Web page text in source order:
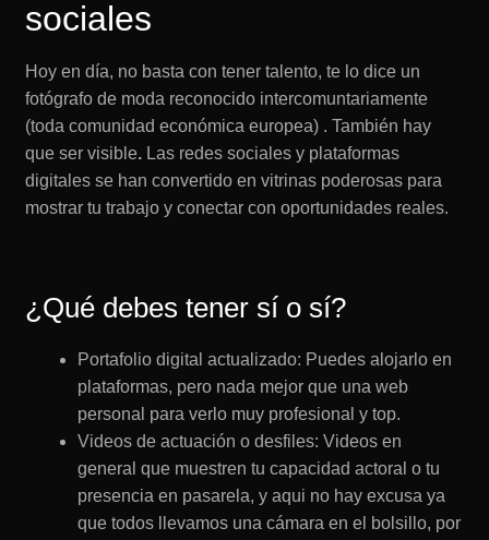
sociales
Hoy en día, no basta con tener talento, te lo dice un
fotógrafo de moda reconocido intercomuntariamente
(toda comunidad económica europea) . También hay
que ser visible.Las redes sociales y plataformas
digitales se han convertido en vitrinas poderosas para
mostrar tu trabajo y conectar con oportunidades reales.
¿Qué debes tener sí o sí?
Portafolio digital actualizado: Puedes alojarlo en
plataformas, pero nada mejor que una web
personal para verlo muy profesional y top.
Videos de actuación o desfiles: Videos en
general que muestren tu capacidad actoral o tu
presencia en pasarela, y aqui no hay excusa ya
que todos llevamos una cámara en el bolsillo, por